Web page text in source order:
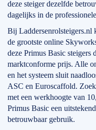
deze steiger dezelfde
dagelijks in de
Bij
de grootste online
deze Primus Basic steigers
marktconforme prijs. Alle
en het systeem sluit
ASC en Euroscaffold.
met een werkhoogte van
Primus Basic een
betrouwbaar gebruik.